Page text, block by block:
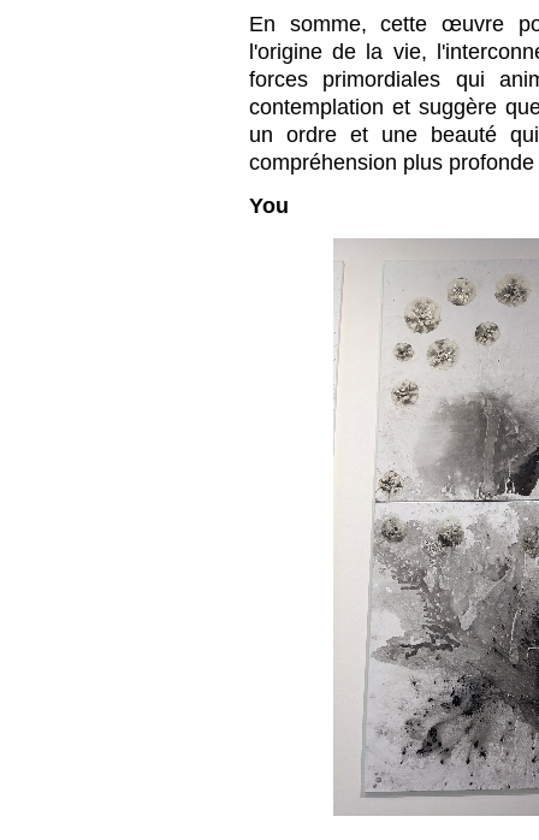
En somme, cette œuvre
l'origine de la vie,
forces primordiales qui
contemplation et suggère
un ordre et une beauté
compréhension plus
You